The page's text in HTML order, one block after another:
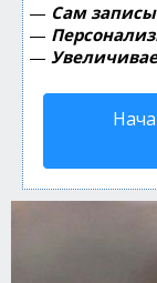
— Сам
—
—